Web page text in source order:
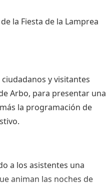
la Fiesta de la Lamprea
y visitantes
Arbo, para presentar una
la programación de
a los asistentes una
animan las noches de